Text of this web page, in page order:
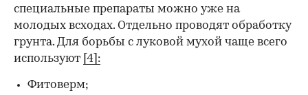
специальные препараты можно уже на
молодых всходах. Отдельно проводят обработку
грунта. Для борьбы с луковой мухой чаще всего
используют [4]:
Фитоверм;